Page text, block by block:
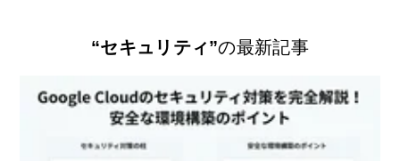
“セキュリティ”の最新記事